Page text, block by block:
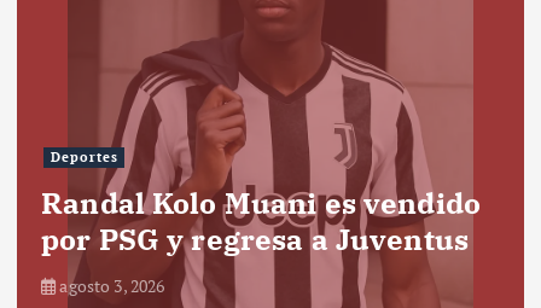
Deportes
Randal Kolo Muani es vendido
por PSG y regresa a Juventus
agosto 3, 2026